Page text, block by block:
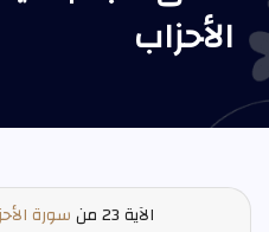
الأحزاب
الآية23 من سورة